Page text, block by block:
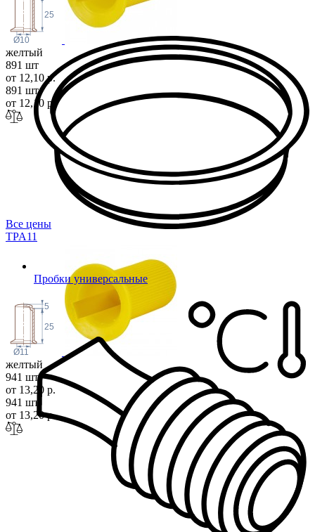
Пробки универсальные
25
Ø10
желтый
891 шт
от 12,10 р.
891 шт
от 12,10 р.
Все цены
TPA11
25
5
Ø11
желтый
941 шт
от 13,20 р.
941 шт
от 13,20 р.